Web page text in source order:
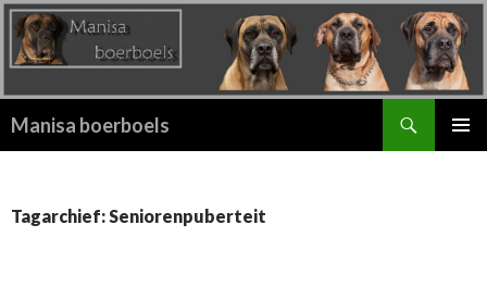
Manisa boerboels
Tagarchief: Seniorenpuberteit